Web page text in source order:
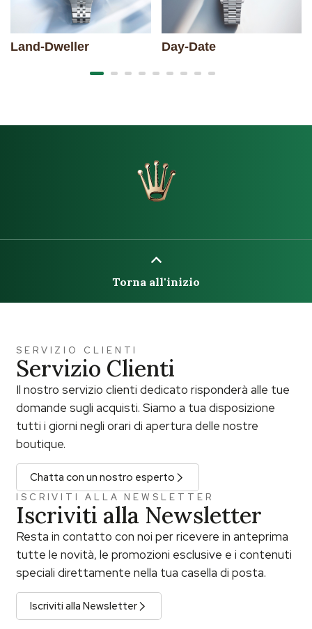
Land-Dweller Day-Date
Torna all'inizio
SERVIZIO CLIENTI
Servizio Clienti
Il nostro servizio clienti dedicato risponderà alle tue
domande sugli acquisti. Siamo a tua disposizione
tutti i giorni negli orari di apertura delle nostre
boutique.
Chatta con un nostro esperto
ISCRIVITI ALLA NEWSLETTER
Iscriviti alla Newsletter
Resta in contatto con noi per ricevere in anteprima
tutte le novità, le promozioni esclusive e i contenuti
speciali direttamente nella tua casella di posta.
Iscriviti alla Newsletter